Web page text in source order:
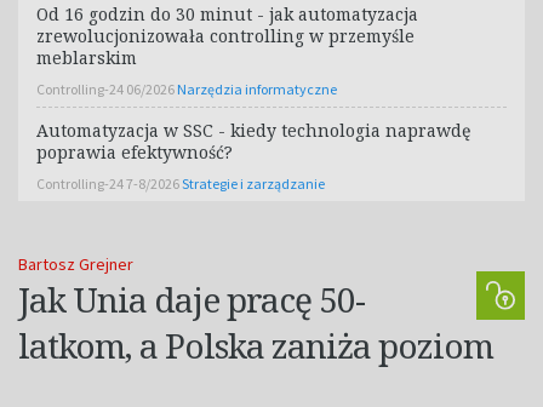
Bartosz Grejner
Jak Unia daje pracę 50-
latkom, a Polska zaniża poziom
Od 16 godzin do 30 minut - jak automatyzacja
zrewolucjonizowała controlling w przemyśle
meblarskim
Controlling-24 06/2026 Narzędzia informatyczne
Automatyzacja w SSC - kiedy technologia naprawdę
poprawia efektywność?
Controlling-24 7-8/2026Strategie i zarządzanie